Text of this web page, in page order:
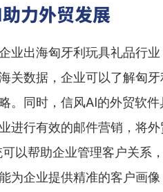
力外贸发展
业出海匈牙利玩具礼品行业
关数据，企业可以了解匈
。同时，信风AI的外贸软
进行有效的邮件营销，将
以帮助企业管理客户关系
为企业提供精准的客户画